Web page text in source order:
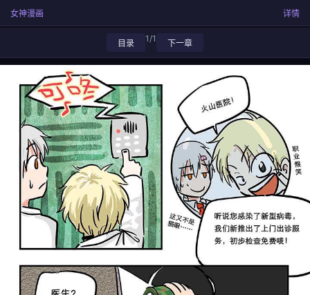
女神漫画 详情
目录 1/1 下一章